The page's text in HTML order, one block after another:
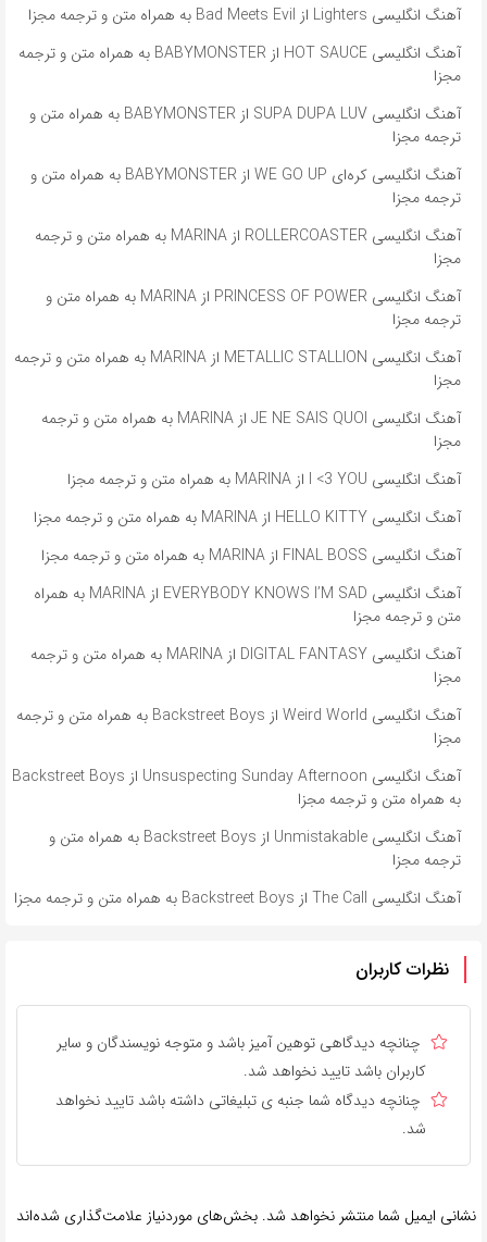
آهنگ انگلیسی Lighters از Bad Meets Evil به همراه متن و ترجمه مجزا
آهنگ انگلیسی HOT SAUCE از BABYMONSTER به همراه متن و ترجمه
مجزا
آهنگ انگلیسی SUPA DUPA LUV از BABYMONSTER به همراه متن و
ترجمه مجزا
آهنگ انگلیسی کره‌ای WE GO UP از BABYMONSTER به همراه متن و
ترجمه مجزا
آهنگ انگلیسی ROLLERCOASTER از MARINA به همراه متن و ترجمه
مجزا
آهنگ انگلیسی PRINCESS OF POWER از MARINA به همراه متن و
ترجمه مجزا
آهنگ انگلیسی METALLIC STALLION از MARINA به همراه متن و ترجمه
مجزا
آهنگ انگلیسی JE NE SAIS QUOI از MARINA به همراه متن و ترجمه
مجزا
آهنگ انگلیسی I <3 YOU از MARINA به همراه متن و ترجمه مجزا
آهنگ انگلیسی HELLO KITTY از MARINA به همراه متن و ترجمه مجزا
آهنگ انگلیسی FINAL BOSS از MARINA به همراه متن و ترجمه مجزا
آهنگ انگلیسی EVERYBODY KNOWS I’M SAD از MARINA به همراه
متن و ترجمه مجزا
آهنگ انگلیسی DIGITAL FANTASY از MARINA به همراه متن و ترجمه
مجزا
آهنگ انگلیسی Weird World از Backstreet Boys به همراه متن و ترجمه
مجزا
آهنگ انگلیسی Unsuspecting Sunday Afternoon از Backstreet Boys
به همراه متن و ترجمه مجزا
آهنگ انگلیسی Unmistakable از Backstreet Boys به همراه متن و
ترجمه مجزا
آهنگ انگلیسی The Call از Backstreet Boys به همراه متن و ترجمه مجزا
نظرات کاربران
چنانچه دیدگاهی توهین آمیز باشد و متوجه نویسندگان و سایر
کاربران باشد تایید نخواهد شد.
چنانچه دیدگاه شما جنبه ی تبلیغاتی داشته باشد تایید نخواهد
شد.
نشانی ایمیل شما منتشر نخواهد شد. بخش‌های موردنیاز علامت‌گذاری شده‌اند